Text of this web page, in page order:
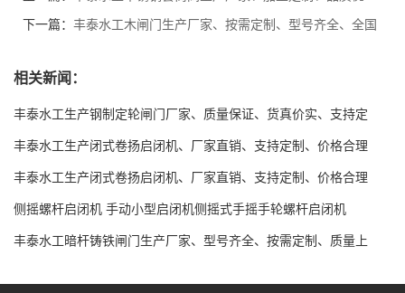
良、客户至上、一年质保
下一篇： 丰泰水工木闸门生产厂家、按需定制、型号齐全、全国
相关新闻：
丰泰水工生产钢制定轮闸门厂家、质量保证、货真价实、支持定
制、全国发货
丰泰水工生产闭式卷扬启闭机、厂家直销、支持定制、价格合理
丰泰水工生产闭式卷扬启闭机、厂家直销、支持定制、价格合理
侧摇螺杆启闭机 手动小型启闭机侧摇式手摇手轮螺杆启闭机
丰泰水工暗杆铸铁闸门生产厂家、型号齐全、按需定制、质量上